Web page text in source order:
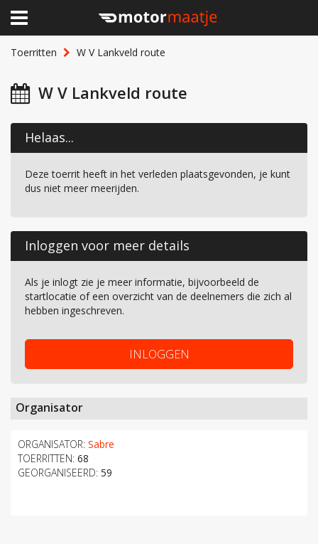
Toerritten W V Lankveld route
W V Lankveld route
Helaas...
Deze toerrit heeft in het verleden plaatsgevonden, je kunt
dus niet meer meerijden.
Inloggen voor meer details
Als je inlogt zie je meer informatie, bijvoorbeeld de
startlocatie of een overzicht van de deelnemers die zich al
hebben ingeschreven.
INLOGGEN
Organisator
ORGANISATOR: Sabre
TOERRITTEN: 68
GEORGANISEERD: 59
×
Home
Clubhuis
Lid worden
Over Motormaatje